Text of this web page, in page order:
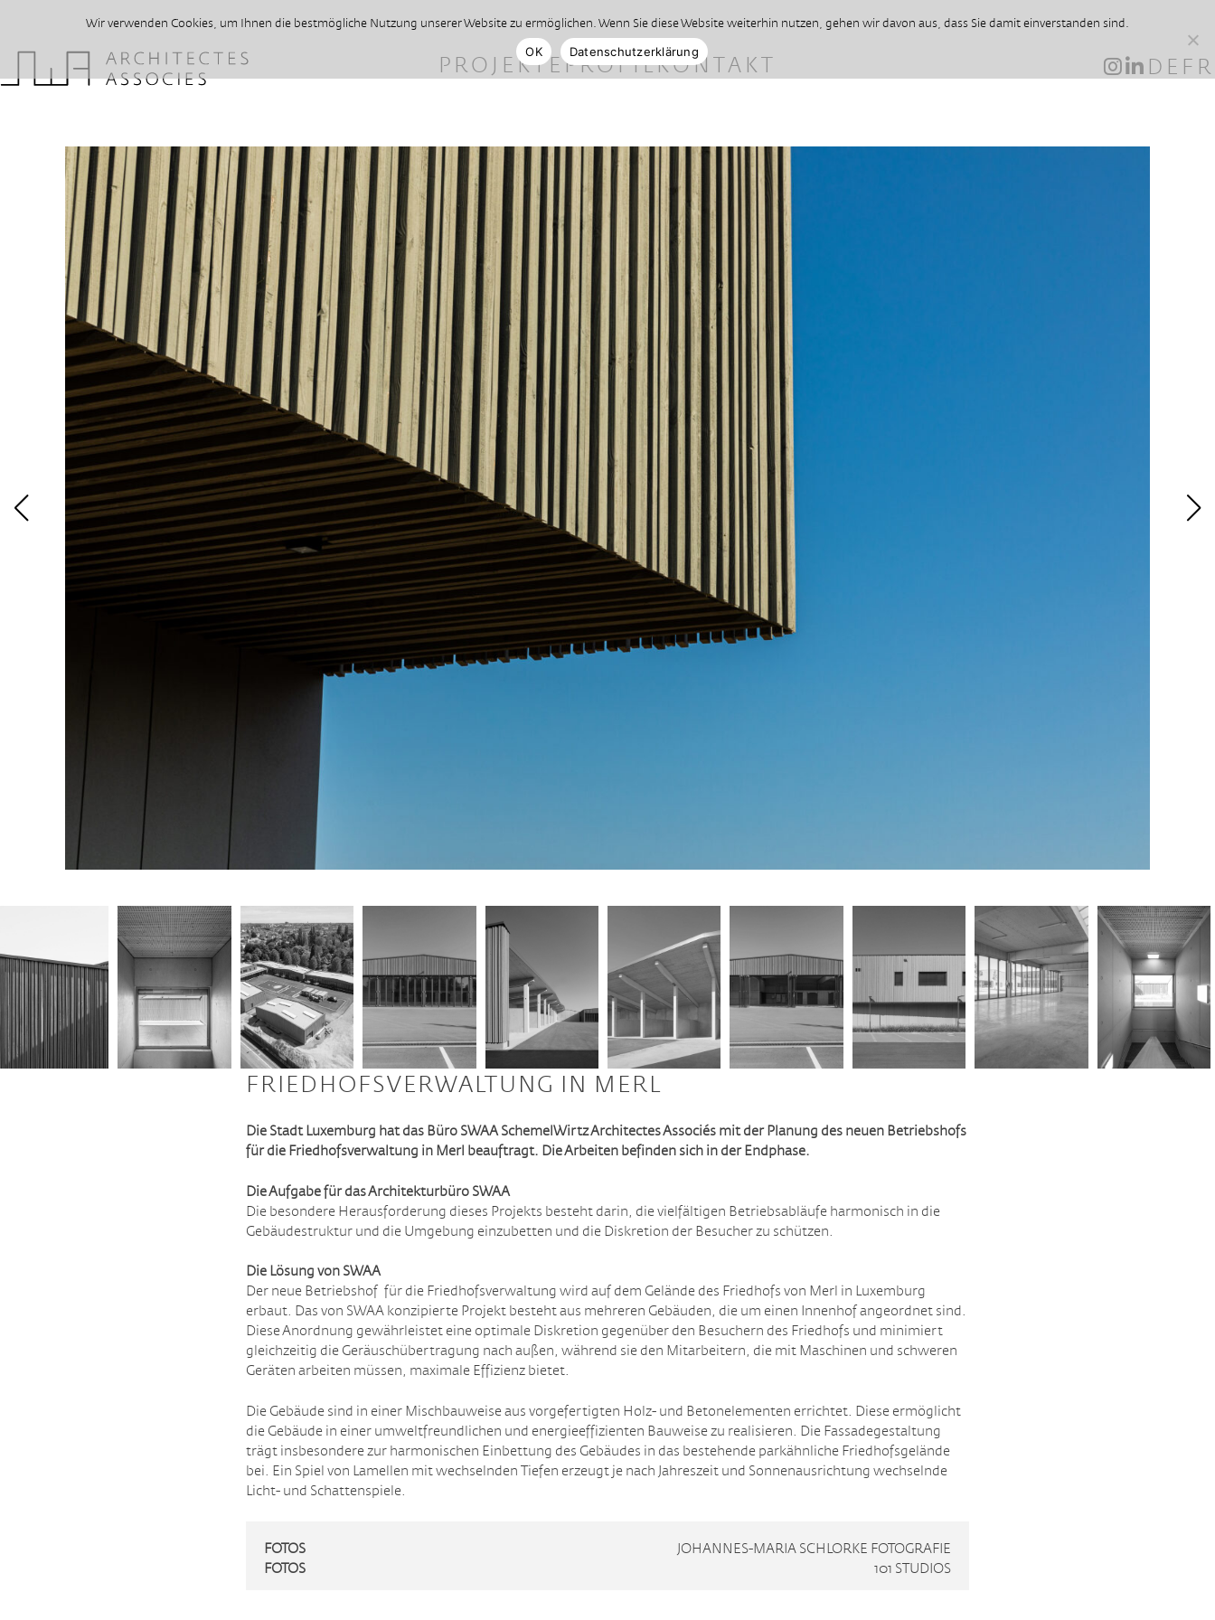
PROJEKTEPROFILKONTAKT DE FR
FRIEDHOFSVERWALTUNG IN MERL
Die Stadt Luxemburg hat das Büro SWAA SchemelWirtz Architectes Associés mit der Planung des neuen Betriebshofs
für die Friedhofsverwaltung in Merl beauftragt. Die Arbeiten befinden sich in der Endphase.
Die Aufgabe für das Architekturbüro SWAA
Die besondere Herausforderung dieses Projekts besteht darin, die vielfältigen Betriebsabläufe harmonisch in die
Gebäudestruktur und die Umgebung einzubetten und die Diskretion der Besucher zu schützen.
Die Lösung von SWAA
Der neue Betriebshof für die Friedhofsverwaltung wird auf dem Gelände des Friedhofs von Merl in Luxemburg
erbaut. Das von SWAA konzipierte Projekt besteht aus mehreren Gebäuden, die um einen Innenhof angeordnet sind.
Diese Anordnung gewährleistet eine optimale Diskretion gegenüber den Besuchern des Friedhofs und minimiert
gleichzeitig die Geräuschübertragung nach außen, während sie den Mitarbeitern, die mit Maschinen und schweren
Geräten arbeiten müssen, maximale Effizienz bietet.
Die Gebäude sind in einer Mischbauweise aus vorgefertigten Holz- und Betonelementen errichtet. Diese ermöglicht
die Gebäude in einer umweltfreundlichen und energieeffizienten Bauweise zu realisieren. Die Fassadegestaltung
trägt insbesondere zur harmonischen Einbettung des Gebäudes in das bestehende parkähnliche Friedhofsgelände
bei. Ein Spiel von Lamellen mit wechselnden Tiefen erzeugt je nach Jahreszeit und Sonnenausrichtung wechselnde
Licht- und Schattenspiele.
FOTOS
JOHANNES-MARIA SCHLORKE FOTOGRAFIE
FOTOS
101 STUDIOS
Wir verwenden Cookies, um Ihnen die bestmögliche Nutzung unserer Website zu ermöglichen. Wenn Sie diese Website weiterhin nutzen, gehen wir davon aus, dass Sie damit einverstanden sind.
OK
Datenschutzerklärung